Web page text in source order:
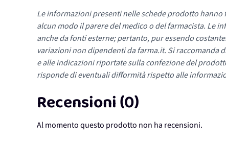
Le informazioni presenti nelle schede prodotto
alcun modo il parere del medico o del farmacista. Le
anche da fonti esterne; pertanto, pur essendo
variazioni non dipendenti da farma.it. Si raccomanda
e alle indicazioni riportate sulla confezione del
risponde di eventuali difformità rispetto alle
Recensioni (0)
Al momento questo prodotto non ha recensioni.